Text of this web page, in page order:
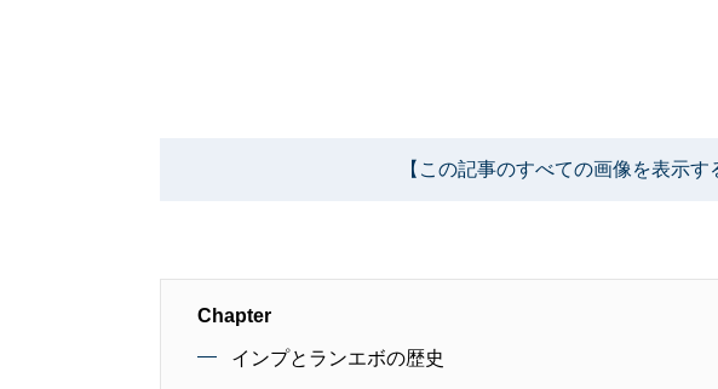
【この記事のすべての画像を表示す
Chapter
インプとランエボの歴史